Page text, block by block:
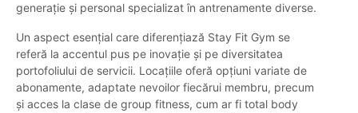
generație și personal specializat în antrenamente diverse.
Un aspect esențial care diferențiază Stay Fit Gym se
referă la accentul pus pe inovație și pe diversitatea
portofoliului de servicii. Locațiile oferă opțiuni variate de
abonamente, adaptate nevoilor fiecărui membru, precum
și acces la clase de group fitness, cum ar fi total body